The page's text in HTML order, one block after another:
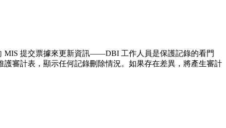
MIS 提交票據來更新資訊——DBI 工作人員是保護記錄的看門
審計表，顯示任何記錄刪除情況。如果存在差異，將產生審計